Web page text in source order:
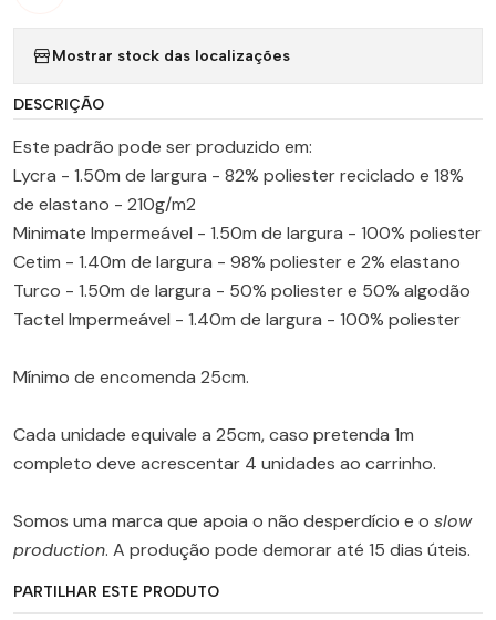
Mostrar stock das localizações
DESCRIÇÃO
Este padrão pode ser produzido em:
Lycra - 1.50m de largura - 82% poliester reciclado e 18%
de elastano - 210g/m2
Minimate Impermeável - 1.50m de largura - 100% poliester
Cetim - 1.40m de largura - 98% poliester e 2% elastano
Turco - 1.50m de largura - 50% poliester e 50% algodão
Tactel Impermeável - 1.40m de largura - 100% poliester
Mínimo de encomenda 25cm.
Cada unidade equivale a 25cm, caso pretenda 1m
completo deve acrescentar 4 unidades ao carrinho.
Somos uma marca que apoia o não desperdício e o slow
production. A produção pode demorar até 15 dias úteis.
PARTILHAR ESTE PRODUTO